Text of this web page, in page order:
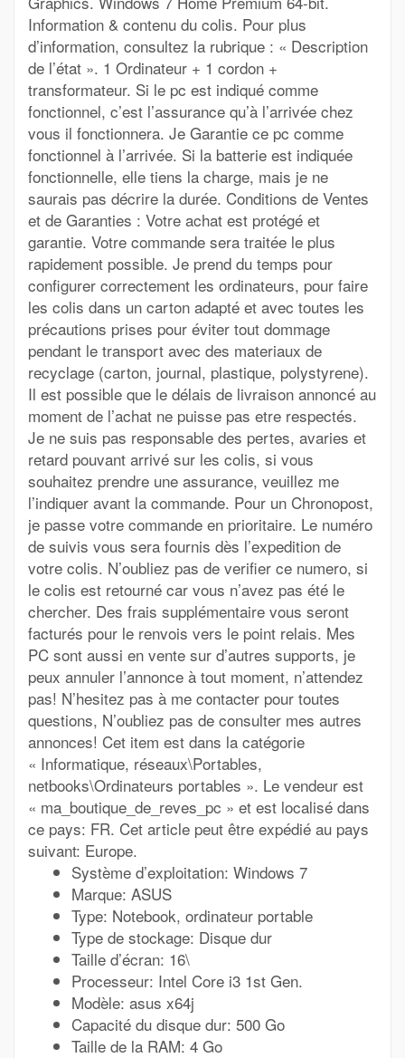
Information & contenu du colis. Pour plus
d’information, consultez la rubrique : « Description
de l’état ». 1 Ordinateur + 1 cordon +
transformateur. Si le pc est indiqué comme
fonctionnel, c’est l’assurance qu’à l’arrivée chez
vous il fonctionnera. Je Garantie ce pc comme
fonctionnel à l’arrivée. Si la batterie est indiquée
fonctionnelle, elle tiens la charge, mais je ne
saurais pas décrire la durée. Conditions de Ventes
et de Garanties : Votre achat est protégé et
garantie. Votre commande sera traitée le plus
rapidement possible. Je prend du temps pour
configurer correctement les ordinateurs, pour faire
les colis dans un carton adapté et avec toutes les
précautions prises pour éviter tout dommage
pendant le transport avec des materiaux de
recyclage (carton, journal, plastique, polystyrene).
Il est possible que le délais de livraison annoncé au
moment de l’achat ne puisse pas etre respectés.
Je ne suis pas responsable des pertes, avaries et
retard pouvant arrivé sur les colis, si vous
souhaitez prendre une assurance, veuillez me
l’indiquer avant la commande. Pour un Chronopost,
je passe votre commande en prioritaire. Le numéro
de suivis vous sera fournis dès l’expedition de
votre colis. N’oubliez pas de verifier ce numero, si
le colis est retourné car vous n’avez pas été le
chercher. Des frais supplémentaire vous seront
facturés pour le renvois vers le point relais. Mes
PC sont aussi en vente sur d’autres supports, je
peux annuler l’annonce à tout moment, n’attendez
pas! N’hesitez pas à me contacter pour toutes
questions, N’oubliez pas de consulter mes autres
annonces! Cet item est dans la catégorie
« Informatique, réseaux\Portables,
netbooks\Ordinateurs portables ». Le vendeur est
« ma_boutique_de_reves_pc » et est localisé dans
ce pays: FR. Cet article peut être expédié au pays
suivant: Europe.
Système d’exploitation: Windows 7
Marque: ASUS
Type: Notebook, ordinateur portable
Type de stockage: Disque dur
Taille d’écran: 16\
Processeur: Intel Core i3 1st Gen.
Modèle: asus x64j
Capacité du disque dur: 500 Go
Taille de la RAM: 4 Go